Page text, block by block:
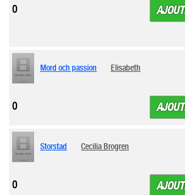
0
Mord och passion Elisabeth
0
Storstad Cecilia Brogren
0